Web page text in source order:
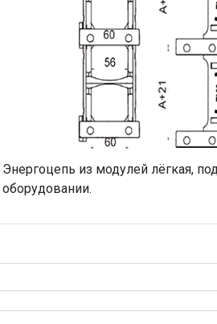
Энергоцепь из модулей лёгкая,
оборудовании.